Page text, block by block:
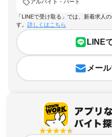
アルバイト・パート
「LINEで受け取る」では、新着求人
す。 詳しくはこちら
LINE
メー